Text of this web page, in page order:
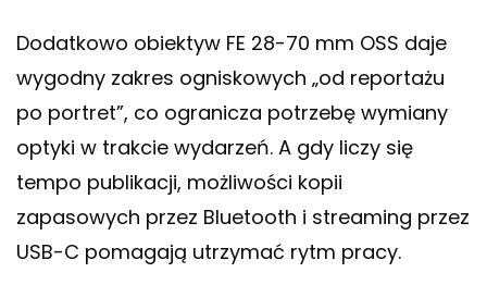
Dodatkowo obiektyw FE 28-70 mm OSS daje
wygodny zakres ogniskowych „od reportażu
po portret”, co ogranicza potrzebę wymiany
optyki w trakcie wydarzeń. A gdy liczy się
tempo publikacji, możliwości kopii
zapasowych przez Bluetooth i streaming przez
USB-C pomagają utrzymać rytm pracy.